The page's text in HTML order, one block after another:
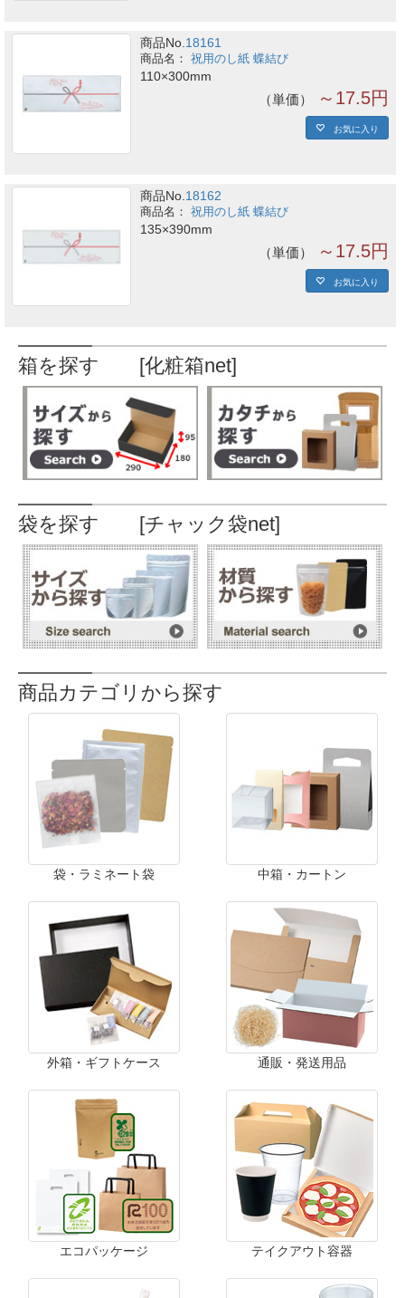
商品No.18161
祝用のし紙 蝶結び
110×300mm
単価 ～17.5円
お気に入り
商品No. 18162
祝用のし紙 蝶結び
135×390mm
単価 ～17.5円
お気に入り
箱を探す [化粧箱net]
袋を探す [チャック袋net]
商品カテゴリから探す
袋・ラミネート袋 中箱・カートン
外箱・ギフトケース 通販・発送用品
エコパッケージ テイクアウト容器